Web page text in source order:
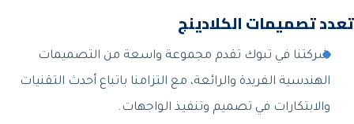
تعدد تصميمات الكلادينج
شركتنا في تبوك تقدم مجموعة واسعة من التصميمات
الهندسية الفريدة والرائعة، مع التزامنا باتباع أحدث التقنيات
والابتكارات في تصميم وتنفيذ الواجهات.